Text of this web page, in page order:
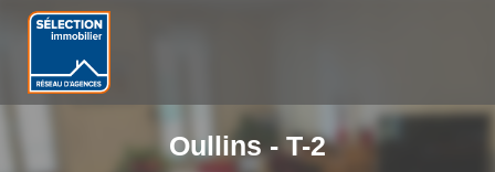
Oullins - T-2